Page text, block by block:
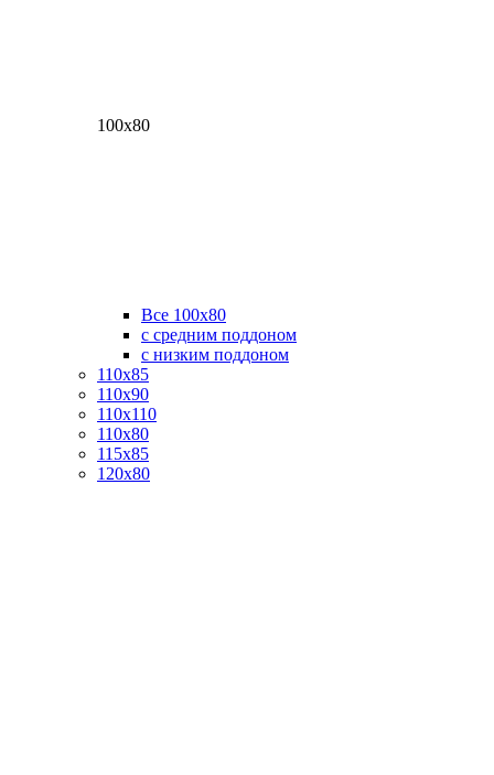
100х80
Все 100х80
с средним поддоном
с низким поддоном
110х85
110х90
110х110
110х80
115х85
120х80